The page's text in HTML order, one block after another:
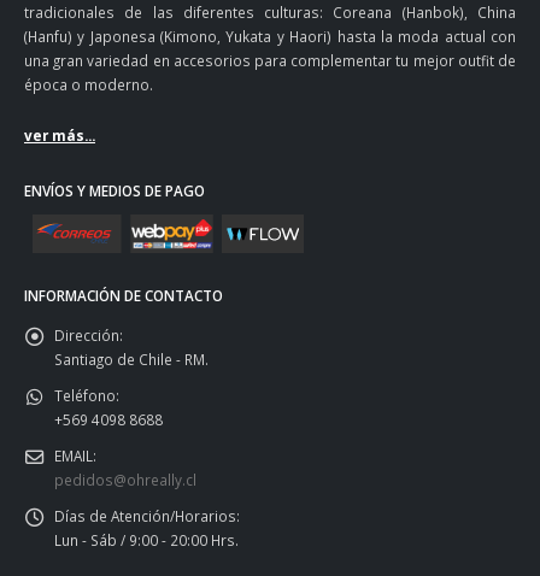
tradicionales de las diferentes culturas: Coreana (Hanbok), China
(Hanfu) y Japonesa (Kimono, Yukata y Haori) hasta la moda actual con
una gran variedad en accesorios para complementar tu mejor outfit de
época o moderno.
ver más...
ENVÍOS Y MEDIOS DE PAGO
INFORMACIÓN DE CONTACTO
Dirección:
Santiago de Chile - RM.
Teléfono:
+569 4098 8688
EMAIL:
pedidos@ohreally.cl
Días de Atención/Horarios:
Lun - Sáb / 9:00 - 20:00 Hrs.